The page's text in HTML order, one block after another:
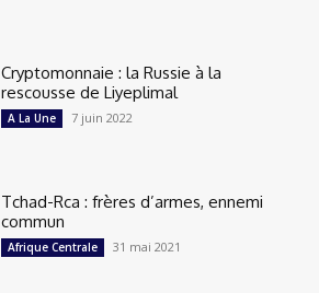
Cryptomonnaie : la Russie à la
rescousse de Liyeplimal
A La Une 7 juin 2022
Tchad-Rca : frères d’armes, ennemi
commun
Afrique Centrale 31 mai 2021